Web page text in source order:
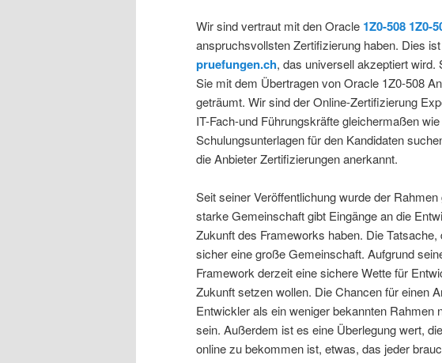
Wir sind vertraut mit den Oracle 1Z0-508 1Z0-
anspruchsvollsten Zertifizierung haben. Dies
pruefungen.ch, das universell akzeptiert wird.
Sie mit dem Übertragen von Oracle 1Z0-508
geträumt. Wir sind der Online-Zertifizierung
IT-Fach-und Führungskräfte gleichermaßen
Schulungsunterlagen für den Kandidaten
die Anbieter Zertifizierungen anerkannt.
Seit seiner Veröffentlichung wurde der
starke Gemeinschaft gibt Eingänge an die
Zukunft des Frameworks haben. Die
sicher eine große Gemeinschaft. Aufgrund
Framework derzeit eine sichere Wette für
Zukunft setzen wollen. Die Chancen für einen
Entwickler als ein weniger bekannten
sein. Außerdem ist es eine Überlegung wert,
online zu bekommen ist, etwas, das jeder